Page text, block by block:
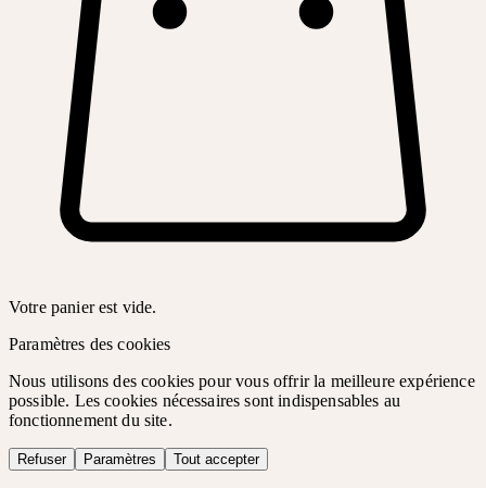
Votre panier est vide.
Paramètres des cookies
Nous utilisons des cookies pour vous offrir la meilleure expérience
possible. Les cookies nécessaires sont indispensables au
fonctionnement du site.
Refuser Paramètres Tout accepter